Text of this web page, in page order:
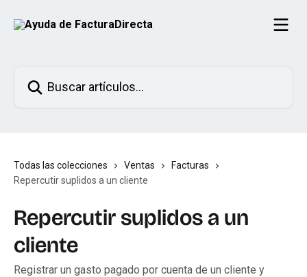
Todas las colecciones Ventas
Facturas
Repercutir suplidos a un cliente
Repercutir suplidos a un
cliente
Registrar un gasto pagado por cuenta de un cliente y